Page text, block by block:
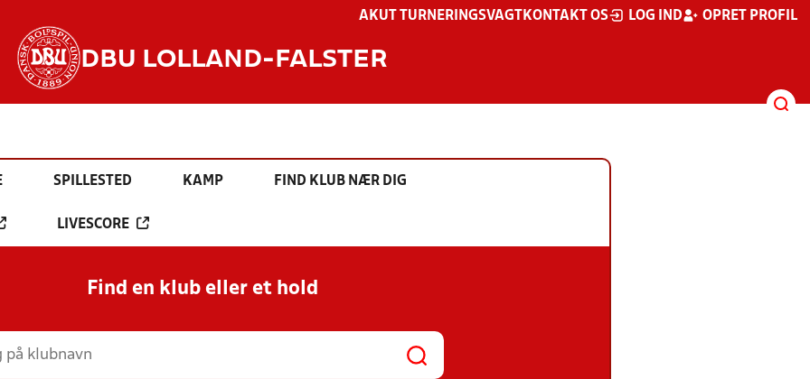
AKUT TURNERINGSVAGT KONTAKT OS LOG IND OPRET PROFIL
DBU LOLLAND-FALSTER
SPILLESTED KAMP FIND KLUB NÆR DIG
LIVESCORE
Find en klub eller et hold